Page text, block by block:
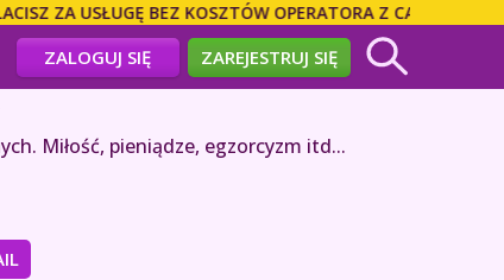
USŁUGĘ BEZ KOSZTÓW OPERATORA Z CAŁEGO ŚWIATA!
ZALOGUJ SIĘ ZAREJESTRUJ SIĘ
Miłość, pieniądze, egzorcyzm itd...